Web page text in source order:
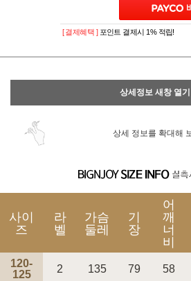
[ 결제혜택 ] 포인트 결제시 1% 적립!
상세정보 새창 열기
상세 정보를 확대해
사이
즈
라
벨
가슴
둘레
기
장
어
깨
너
비
120-
125
2 135 79 58